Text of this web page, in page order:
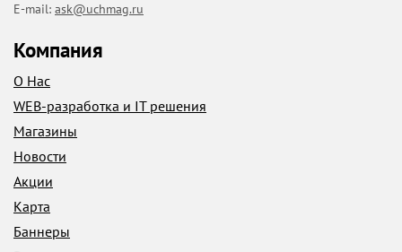
E-mail: ask@uchmag.ru
Компания
О Нас
WEB-разработка и IT решения
Магазины
Новости
Акции
Карта
Баннеры